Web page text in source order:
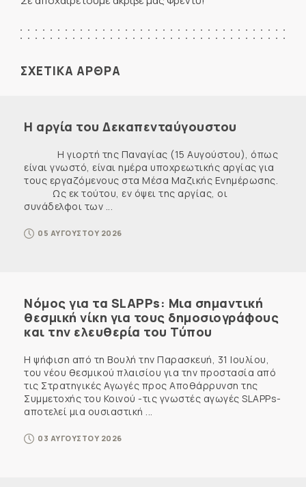
ΣΧΕΤΙΚΑ ΑΡΘΡΑ
Η αργία του Δεκαπενταύγουστου
Η γιορτή της Παναγίας (15 Αυγούστου), όπως
είναι γνωστό, είναι ημέρα υποχρεωτικής αργίας για
τους εργαζόμενους στα Μέσα Μαζικής Ενημέρωσης.
Ως εκ τούτου, εν όψει της αργίας, οι
συνάδελφοι των ...
05 ΑΥΓΟΥΣΤΟΥ 2026
Νόμος για τα SLAPPs: Μια σημαντική
θεσμική νίκη για τους δημοσιογράφους
και την ελευθερία του Τύπου
Η ψήφιση από τη Βουλή την Παρασκευή, 31 Ιουλίου,
του νέου θεσμικού πλαισίου για την προστασία από
τις Στρατηγικές Αγωγές προς Αποθάρρυνση της
Συμμετοχής του Κοινού -τις γνωστές αγωγές SLAPPs-
αποτελεί μια ουσιαστική ...
03 ΑΥΓΟΥΣΤΟΥ 2026